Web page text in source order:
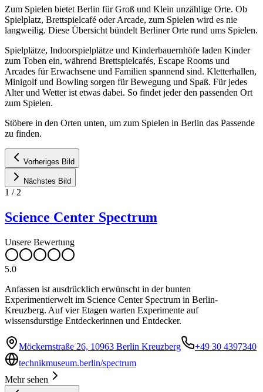
Zum Spielen bietet Berlin für Groß und Klein unzählige Orte. Ob
Spielplatz, Brettspielcafé oder Arcade, zum Spielen wird es nie
langweilig. Diese Übersicht bündelt Berliner Orte rund ums Spielen.
Spielplätze, Indoorspielplätze und Kinderbauernhöfe laden Kinder
zum Toben ein, während Brettspielcafés, Escape Rooms und
Arcades für Erwachsene und Familien spannend sind. Kletterhallen,
Minigolf und Bowling sorgen für Bewegung und Spaß. Für jedes
Alter und Wetter ist etwas dabei. So findet jeder den passenden Ort
zum Spielen.
Stöbere in den Orten unten, um zum Spielen in Berlin das Passende
zu finden.
Vorheriges Bild
Nächstes Bild
1 / 2
Science Center Spectrum
Unsere Bewertung
5.0
Anfassen ist ausdrücklich erwünscht in der bunten
Experimentierwelt im Science Center Spectrum in Berlin-
Kreuzberg. Auf vier Etagen warten Experimente auf
wissensdurstige Entdeckerinnen und Entdecker.
Möckernstraße 26, 10963 Berlin Kreuzberg
+49 30 4397340
technikmuseum.berlin/spectrum
Mehr sehen